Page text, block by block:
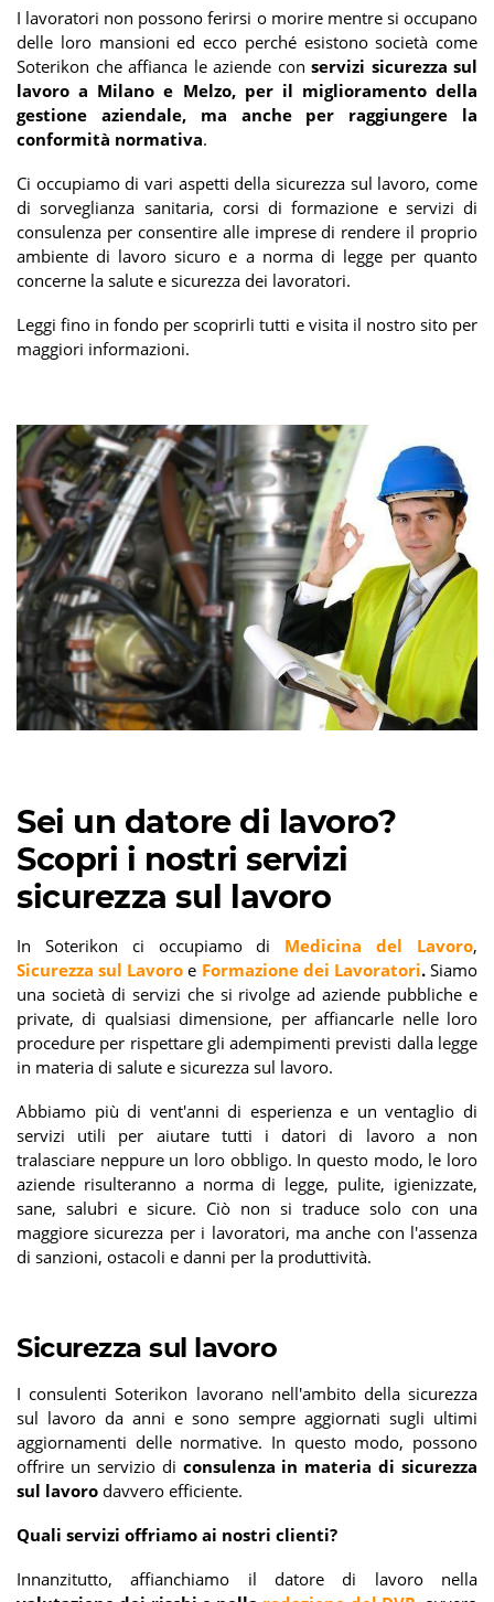
I lavoratori non possono ferirsi o morire mentre si occupano
delle loro mansioni ed ecco perché esistono società come
Soterikon che affianca le aziende con servizi sicurezza sul
lavoro a Milano e Melzo, per il miglioramento della
gestione aziendale, ma anche per raggiungere la
conformità normativa.
Ci occupiamo di vari aspetti della sicurezza sul lavoro, come
di sorveglianza sanitaria, corsi di formazione e servizi di
consulenza per consentire alle imprese di rendere il proprio
ambiente di lavoro sicuro e a norma di legge per quanto
concerne la salute e sicurezza dei lavoratori.
Leggi fino in fondo per scoprirli tutti e visita il nostro sito per
maggiori informazioni.
Sei un datore di lavoro?
Scopri i nostri servizi
sicurezza sul lavoro
In Soterikon ci occupiamo di Medicina del Lavoro,
Sicurezza sul Lavoro e Formazione dei Lavoratori.Siamo
una società di servizi che si rivolge ad aziende pubbliche e
private, di qualsiasi dimensione, per affiancarle nelle loro
procedure per rispettare gli adempimenti previsti dalla legge
in materia di salute e sicurezza sul lavoro.
Abbiamo più di vent'anni di esperienza e un ventaglio di
servizi utili per aiutare tutti i datori di lavoro a non
tralasciare neppure un loro obbligo. In questo modo, le loro
aziende risulteranno a norma di legge, pulite, igienizzate,
sane, salubri e sicure. Ciò non si traduce solo con una
maggiore sicurezza per i lavoratori, ma anche con l'assenza
di sanzioni, ostacoli e danni per la produttività.
Sicurezza sul lavoro
I consulenti Soterikon lavorano nell'ambito della sicurezza
sul lavoro da anni e sono sempre aggiornati sugli ultimi
aggiornamenti delle normative. In questo modo, possono
offrire un servizio di consulenza in materia di sicurezza
sul lavoro davvero efficiente.
Quali servizi offriamo ai nostri clienti?
Innanzitutto, affianchiamo il datore di lavoro nella